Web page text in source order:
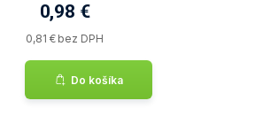
0,98 €
0,81 € bez DPH
Do košíka